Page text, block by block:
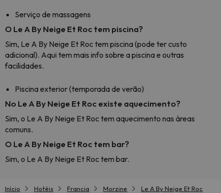
Serviço de massagens
O Le A By Neige Et Roc tem piscina?
Sim, Le A By Neige Et Roc tem piscina (pode ter custo
adicional). Aqui tem mais info sobre a piscina e outras
facilidades.
Piscina exterior (temporada de verão)
No Le A By Neige Et Roc existe aquecimento?
Sim, o Le A By Neige Et Roc tem aquecimento nas áreas
comuns.
O Le A By Neige Et Roc tem bar?
Sim, o Le A By Neige Et Roc tem bar.
Início Hotéis Francia Morzine Le A By Neige Et Roc